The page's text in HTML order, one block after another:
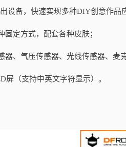
设备，快速实现多种DIY创意作品
定方式，配套各种皮肤；
、气压传感器、光线传感器、麦
屏（支持中英文字符显示）。